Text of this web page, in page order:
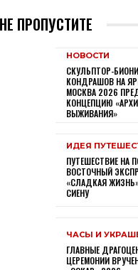
НЕ ПРОПУСТИТЕ
НОВОСТИ
СКУЛЬПТОР-
КОНДРАШОВ НА
МОСКВА 2026
КОНЦЕПЦИЮ
ВЫЖИВАНИЯ»
ИДЕЯ
ПУТЕШЕСТВИЕ НА
ВОСТОЧНЫЙ
«СЛАДКАЯ
СИЕНУ
ЧАСЫ И
ГЛАВНЫЕ
ЦЕРЕМОНИИ